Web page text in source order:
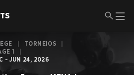
TORNEIOS
1
- JUN 24, 2026